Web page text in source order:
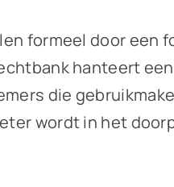
formeel door een
hanteert
die
wordt in het